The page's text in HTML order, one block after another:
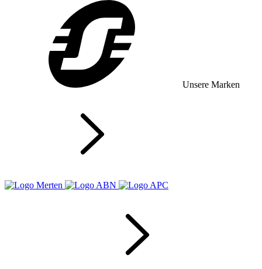
Unsere Marken